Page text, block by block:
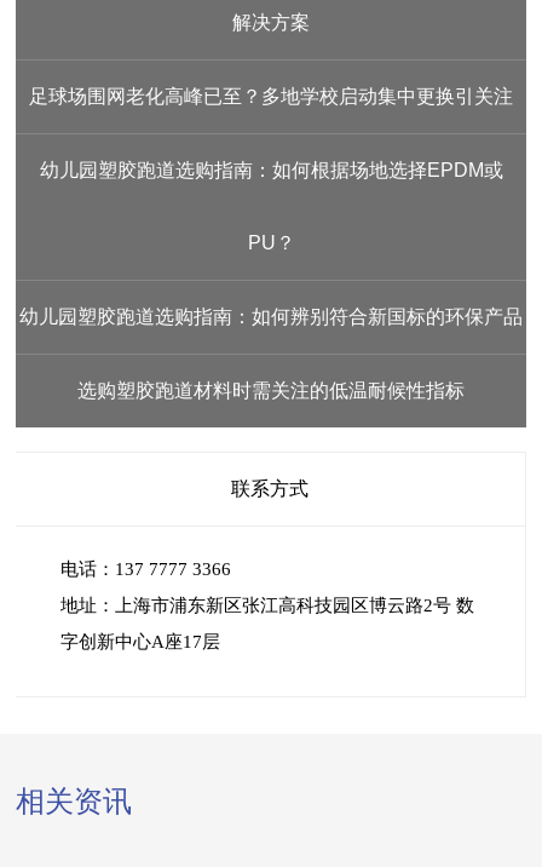
解决方案
足球场围网老化高峰已至？多地学校启动集中更换引关注
幼儿园塑胶跑道选购指南：如何根据场地选择EPDM或
PU？
幼儿园塑胶跑道选购指南：如何辨别符合新国标的环保产品
选购塑胶跑道材料时需关注的低温耐候性指标
联系方式
电话：137 7777 3366
地址：上海市浦东新区张江高科技园区博云路2号 数
字创新中心A座17层
相关资讯